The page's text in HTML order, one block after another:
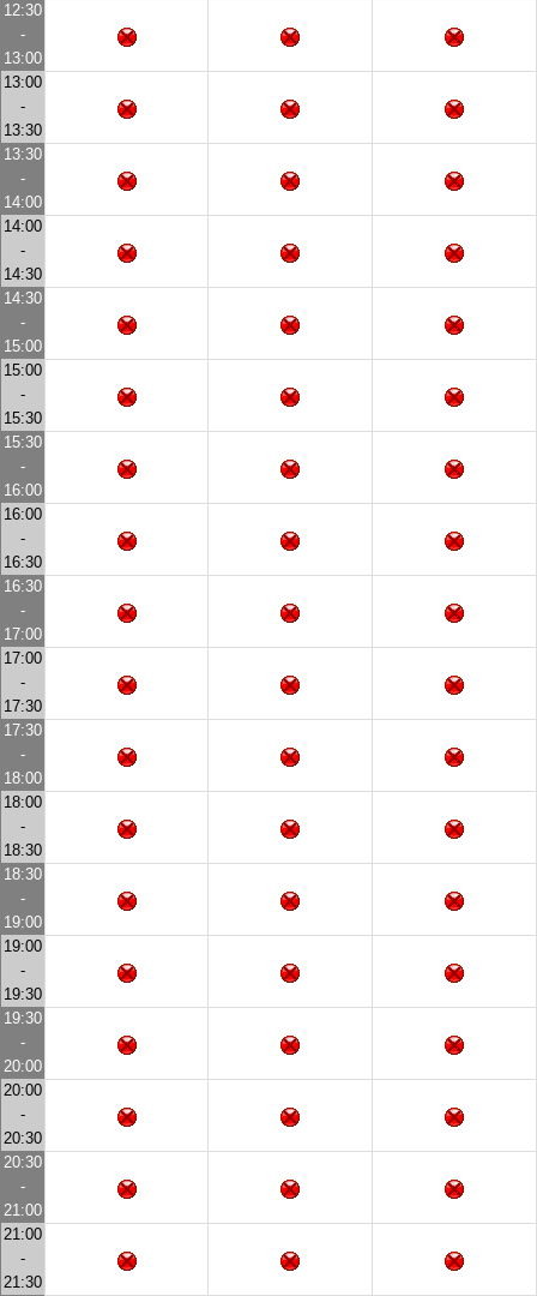
12:30
-
13:00
13:00
-
13:30
13:30
-
14:00
14:00
-
14:30
14:30
-
15:00
15:00
-
15:30
15:30
-
16:00
16:00
-
16:30
16:30
-
17:00
17:00
-
17:30
17:30
-
18:00
18:00
-
18:30
18:30
-
19:00
19:00
-
19:30
19:30
-
20:00
20:00
-
20:30
20:30
-
21:00
21:00
-
21:30